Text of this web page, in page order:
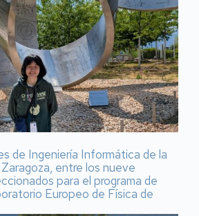
de Ingeniería Informática de la
entre los nueve
para el programa de
Europeo de Física de